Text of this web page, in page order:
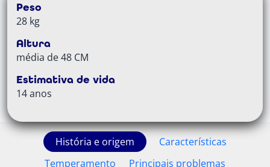
Peso
28 kg
Altura
média de 48 CM
Estimativa de vida
14 anos
História e origem
Características
Temperamento
Principais problemas